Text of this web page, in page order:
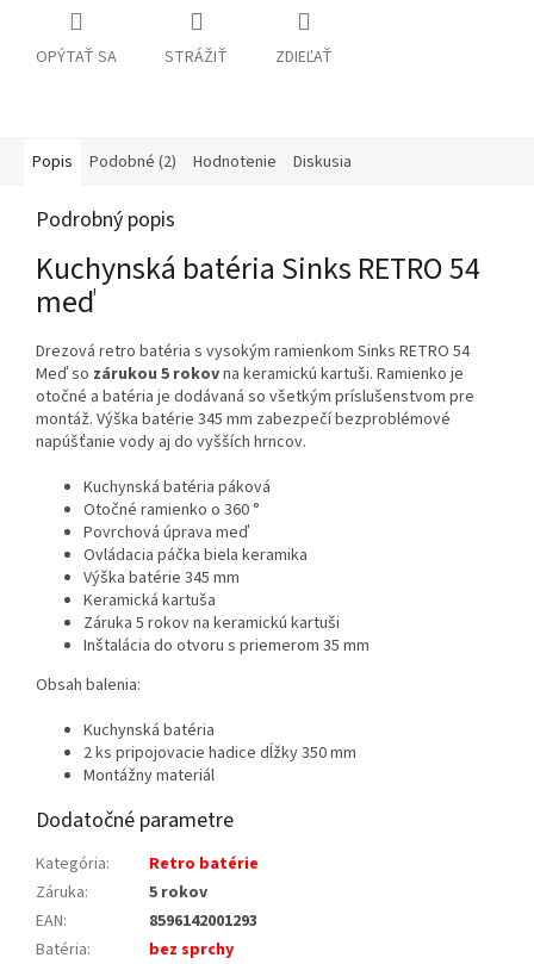
OPÝTAŤ SA STRÁŽIŤ ZDIEĽAŤ
Popis Podobné (2) Hodnotenie Diskusia
Podrobný popis
Kuchynská batéria Sinks RETRO 54
meď
Drezová retro batéria s vysokým ramienkom Sinks RETRO 54
Meď so zárukou 5 rokovna keramickú kartuši. Ramienko je
otočné a batéria je dodávaná so všetkým príslušenstvom pre
montáž. Výška batérie 345 mm zabezpečí bezproblémové
napúšťanie vody aj do vyšších hrncov.
Kuchynská batéria páková
Otočné ramienko o 360 °
Povrchová úprava meď
Ovládacia páčka biela keramika
Výška batérie 345 mm
Keramická kartuša
Záruka 5 rokov na keramickú kartuši
Inštalácia do otvoru s priemerom 35 mm
Obsah balenia:
Kuchynská batéria
2 ks pripojovacie hadice dĺžky 350 mm
Montážny materiál
Dodatočné parametre
Kategória:
Retro batérie
Záruka:
5 rokov
EAN:
8596142001293
Batéria:
bez sprchy